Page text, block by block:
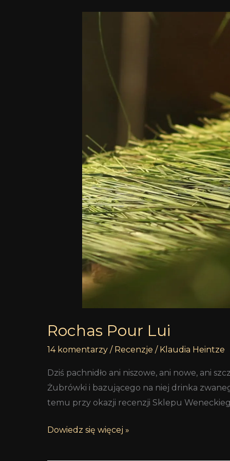
Rochas Pour Lui
14 komentarzy / Recenzje / Klaudia Heintze
Dziś pachnidło ani niszowe, ani nowe, ani
Żubrówki i bazującego na niej drinka
temu przy okazji recenzji Sklepu
Dowiedz się więcej »